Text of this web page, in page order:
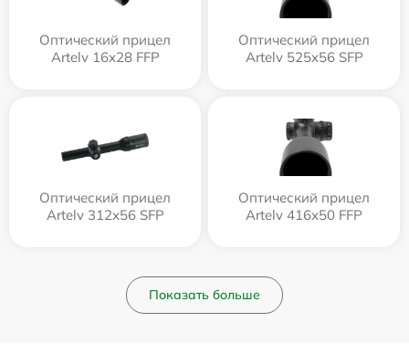
Оптический прицел
Artelv 16x28 FFP
Оптический прицел
Artelv 525x56 SFP
Оптический прицел
Artelv 312x56 SFP
Оптический прицел
Artelv 416x50 FFP
Показать больше